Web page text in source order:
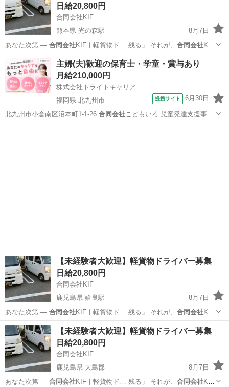
日給20,800円
合同会社KIF
熊本県 光の森駅
8月7日
あなた次第 ― 合同会社KIF｜軽貨物ド… 残る」 それが、 合同会社KIF
の働き方で… せんか？ ★合同会社KIFが“選ばれ… あなたの一歩を、
合同会社KIFが全力で応…
熊本市 光の森駅 ドライバー 合同会社
主婦(夫)歓迎の保育士・学童・賞与あり
月給210,000円
株式会社トライトキャリア
福岡県 北九州市
提携サイト 6月30日
北九州市小倉南区沼本町1-1-26 合同会社こどもいろ 児童発達支援事
【未経験者大歓迎】軽貨物ドライバー募集
日給20,800円
合同会社KIF
鹿児島県 姶良駅
8月7日
あなた次第 ― 合同会社KIF｜軽貨物ド… 残る」 それが、 合同会社KIF
の働き方で… せんか？ ★合同会社KIFが“選ばれ… あなたの一歩を、
合同会社KIFが全力で応…
鹿児島 鹿児島市 姶良駅 ドライバー 合同会社
【未経験者大歓迎】軽貨物ドライバー募集
日給20,800円
合同会社KIF
鹿児島県 大島郡
8月7日
あなた次第 ― 合同会社KIF｜軽貨物ド… 残る」 それが、 合同会社KIF